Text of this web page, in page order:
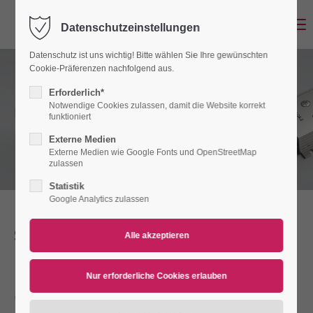
Login
Benutzername
Anmelden
Lost your password?
Support
Lorem ipsum dolor sit amet:
Der SLC-2.
Serie SLC-2
Füllstandkontrolle für zwei
Grenzwerte
Datenschutzeinstellungen
Datenschutz ist uns wichtig! Bitte wählen Sie Ihre gewünschten
Cookie-Präferenzen nachfolgend aus.
Erforderlich*
Notwendige Cookies zulassen, damit die Website korrekt
funktioniert
Externe Medien
Externe Medien wie Google Fonts und OpenStreetMap
zulassen
Statistik
Google Analytics zulassen